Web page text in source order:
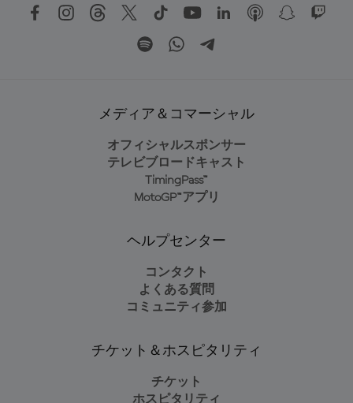
メディア＆コマーシャル
オフィシャルスポンサー
テレビブロードキャスト
TimingPass™
MotoGP™アプリ
ヘルプセンター
コンタクト
よくある質問
コミュニティ参加
チケット＆ホスピタリティ
チケット
ホスピタリティ